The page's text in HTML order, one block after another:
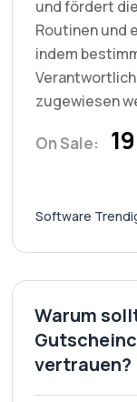
und fördert
Routinen und
indem
zugewiesen
On Sale:
Software
Warum
vertrauen?